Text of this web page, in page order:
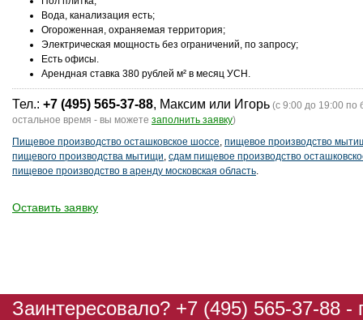
Вода, канализация есть;
Огороженная, охраняемая территория;
Электрическая мощность без ограничений, по запросу;
Есть офисы.
Арендная ставка 380 рублей м² в месяц УСН.
Тел.: +7 (495) 565-37-88, Максим или Игорь (с 9:00 до 19:00 по
остальное время - вы можете заполнить заявку)
Пищевое производство осташковское шоссе, пищевое производство
пищевого производства мытищи, сдам пищевое производство
пищевое производство в аренду московская область.
Оставить заявку
Заинтересовало? +7 (495) 565-37-88